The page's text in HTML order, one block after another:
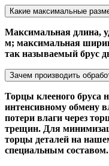
Какие максимальные
Максимальная длина,
м; максимальная
так называемый брус
Зачем производить
Торцы клееного бруса
интенсивному обмену
потери влаги через
трещин. Для
торцы деталей на
специальным составом.